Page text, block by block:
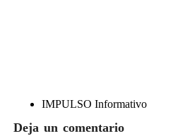
IMPULSO Informativo
Deja un comentario